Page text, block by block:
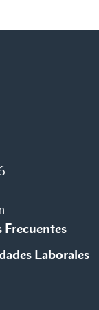
Frecuentes
Laborales